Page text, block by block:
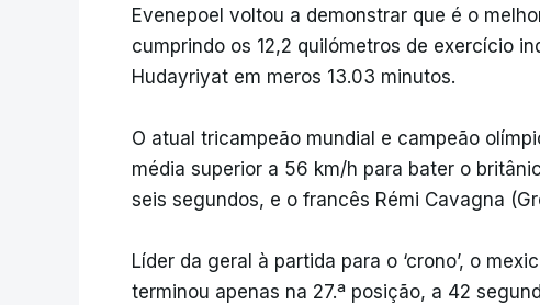
Evenepoel voltou a demonstrar que é o
cumprindo os 12,2 quilómetros de exercício
Hudayriyat em meros 13.03 minutos.
O atual tricampeão mundial e campeão
média superior a 56 km/h para bater o
seis segundos, e o francês Rémi Cavagna
Líder da geral à partida para o ‘crono’, o
terminou apenas na 27.ª posição, a 42